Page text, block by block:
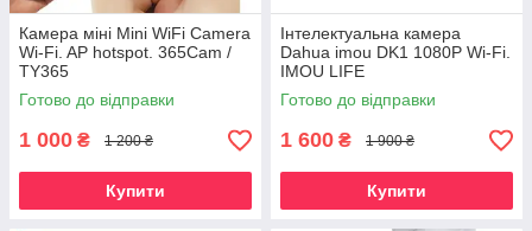
Камера міні Mini WiFi Camera
Wi-Fi. AP hotspot. 365Cam /
TY365
Готово до відправки
1 000 ₴ 1 200 ₴
Купити
Інтелектуальна камера
Dahua imou DK1 1080P Wi-Fi.
IMOU LIFE
Готово до відправки
1 600 ₴ 1 900 ₴
Купити